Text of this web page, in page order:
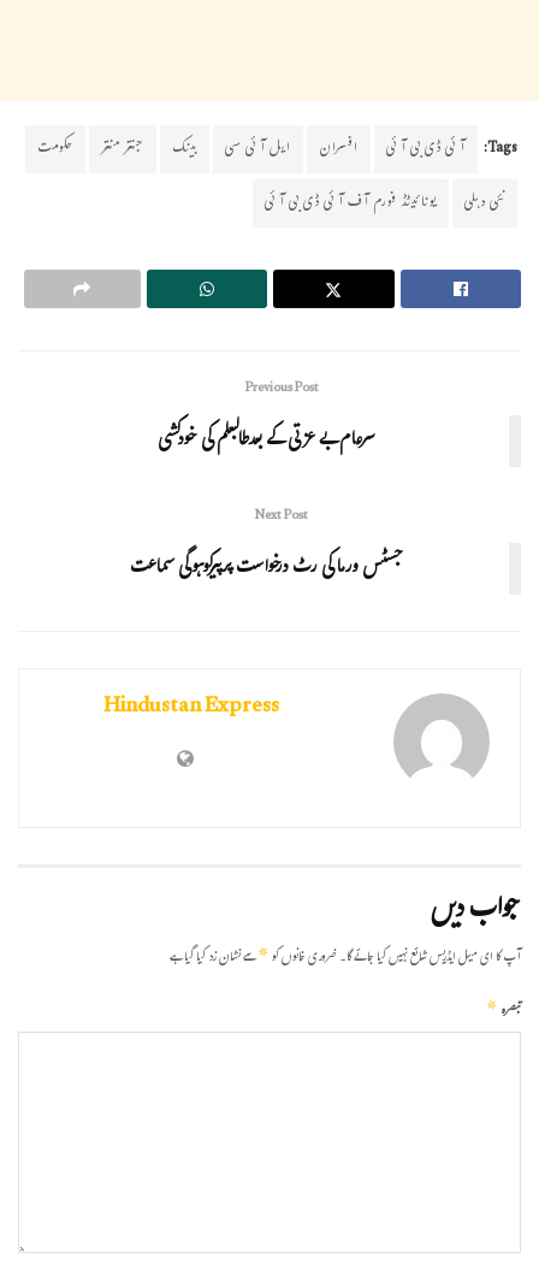
Tags: آئی ڈی بی آئی افسران ایل آئی سی بینک جنتر منتر
حکومت
نئی دہلی
یونائیٹڈ فورم آف آئی ڈی بی آئی
Previous Post
سرعام بے عزتی کے بعدطالبعلم کی خودکشی
Next Post
جسٹس ورما کی رٹ درخواست پرپیرکوہوگی سماعت
Hindustan Express
جواب دیں
آپ کا ای میل ایڈریس شائع نہیں کیا جائے گا۔ضروری خانوں کو*سے نشان زد کیا گیا ہے
تبصرہ*